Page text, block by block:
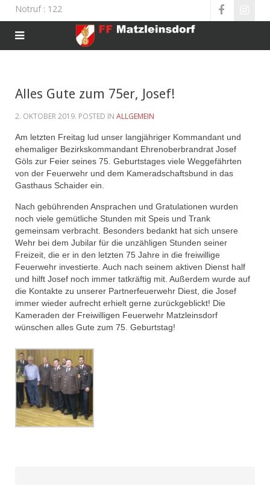
Notruf: 122
Alles Gute zum 75er, Josef!
2. OKTOBER 2019. POSTED IN ALLGEMEIN
Am letzten Freitag lud unser langjähriger Kommandant und
ehemaliger Bezirkskommandant Ehrenoberbrandrat Josef
Göls zur Feier seines 75. Geburtstages viele Weggefährten
von der Feuerwehr und dem Kameradschaftsbund in das
Gasthaus Schaider ein.
Nach gebührenden Ansprachen und Gratulationen wurden
noch viele gemütliche Stunden mit Speis und Trank
gemeinsam verbracht. Besonders bedankt hat sich unsere
Wehr bei dem Jubilar für die unzähligen Stunden seiner
Freizeit, die er in den letzten 75 Jahre in die freiwillige
Feuerwehr investierte. Auch nach seinem aktiven Dienst half
und hilft Josef noch immer tatkräftig mit. Außerdem wurde auf
die Kontakte zu unserer Partnerfeuerwehr Diest, die Josef
immer wieder aufrecht erhielt gerne zurückgeblickt! Die
Kameraden der Freiwilligen Feuerwehr Matzleinsdorf
wünschen alles Gute zum 75. Geburtstag!